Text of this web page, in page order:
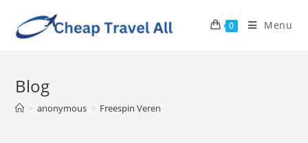
0 Menu
Blog
> anonymous > Freespin Veren